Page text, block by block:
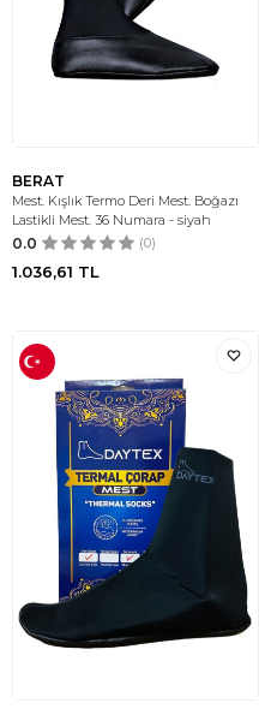
BERAT
Mest. Kışlık Termo Deri Mest. Boğazı
Lastikli Mest. 36 Numara - siyah
0.0 (0)
1.036,61 TL